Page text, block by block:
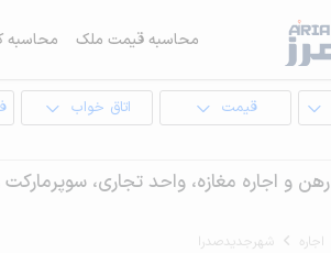
محاسبه قیمت ملک محاسبه
قیمت اتاق خواب
رهن و اجاره مغازه، واحد تجاری،
اجاره شهرجدیدصدرا